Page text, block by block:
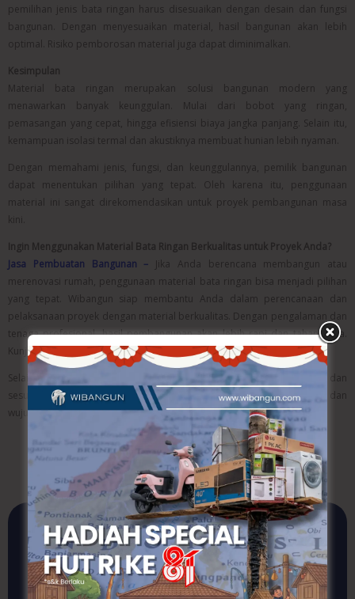
pemilihan jenis bata ringan harus disesuaikan dengan desain dan fungsi
bangunan. Dengan menyesuaikan material, hasil bangunan akan lebih
optimal. Risiko pemborosan material juga dapat diminimalkan.
Kesimpulan
Material bata ringan merupakan solusi bangunan modern yang
menawarkan banyak keunggulan. Mulai dari bobot yang ringan,
pemasangan yang cepat, hingga efisiensi biaya jangka panjang. Selain itu,
kemampuan isolasi termal dan akustiknya membuat hunian lebih nyaman.
Dengan memahami jenis, fungsi, dan keunggulannya, pemilik bangunan
dapat menentukan pilihan yang tepat. Oleh karena itu, penggunaan
material ini sangat direkomendasikan untuk proyek pembangunan masa
kini.
Ingin Menggunakan Material Bata Ringan Berkualitas untuk Proyek Anda?
Jasa Pembuatan Bangunan –
Jika Anda berencana membangun atau
merenovasi rumah, penggunaan material bata ringan bisa menjadi pilihan
yang tepat. Wibangun siap membantu Anda dalam perencanaan dan
pelaksanaan proyek dengan material berkualitas. Dengan pengalaman dan
tenaga profesional, hasil pembangunan akan lebih rapi dan tahan lama.
Kunjungi website kami diwibangun.com
untuk mengetahui lebih lanjut.
Selain itu, Wibangun juga memberikan solusi konstruksi yang efisien dan
sesuai anggaran. Konsultasikan kebutuhan proyek Anda sekarang dan
wujudkan bangunan impian dengan hasil maksimal.
Jasa Konstruksi
Terpercaya, Kualitas